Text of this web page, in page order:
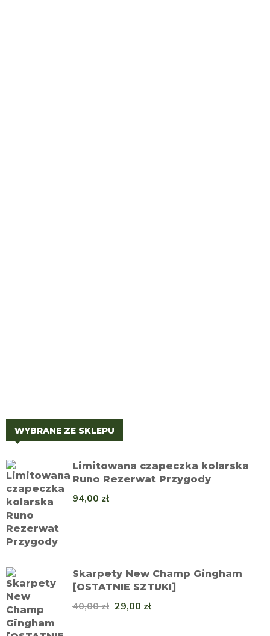
WYBRANE ZE SKLEPU
Limitowana czapeczka kolarska
Runo Rezerwat Przygody
94,00 zł
Skarpety New Champ Gingham
[OSTATNIE SZTUKI]
40,00zł 29,00 zł